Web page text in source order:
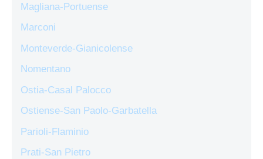
Magliana-Portuense
Marconi
Monteverde-Gianicolense
Nomentano
Ostia-Casal Palocco
Ostiense-San Paolo-Garbatella
Parioli-Flaminio
Prati-San Pietro